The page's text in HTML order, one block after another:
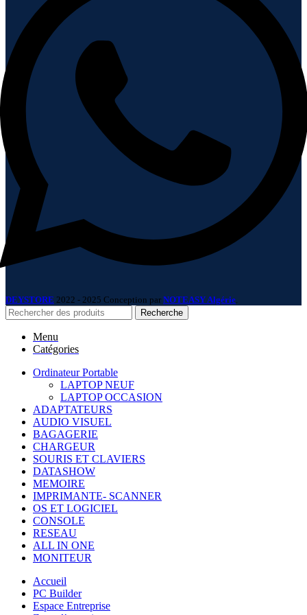
DEYSTORE 2022 - 2025 Conception par NOTEASY Algérie
Recherche
Menu
Catégories
Ordinateur Portable
LAPTOP NEUF
LAPTOP OCCASION
ADAPTATEURS
AUDIO VISUEL
BAGAGERIE
CHARGEUR
SOURIS ET CLAVIERS
DATASHOW
MEMOIRE
IMPRIMANTE- SCANNER
OS ET LOGICIEL
CONSOLE
RESEAU
ALL IN ONE
MONITEUR
Accueil
PC Builder
Espace Entreprise